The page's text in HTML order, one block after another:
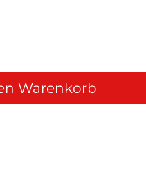
Warenkorb